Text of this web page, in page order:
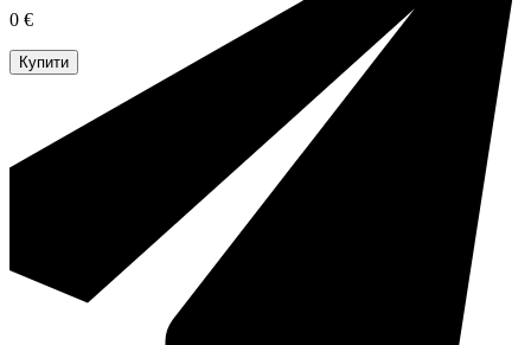
0 €
Купити